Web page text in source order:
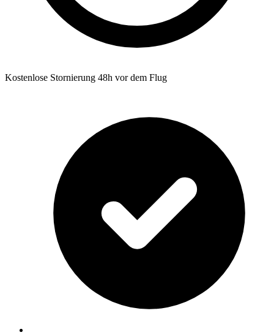
Kostenlose Stornierung 48h vor dem Flug